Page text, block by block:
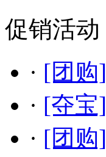
促销活动
· [团购]
· [夺宝]
· [团购]